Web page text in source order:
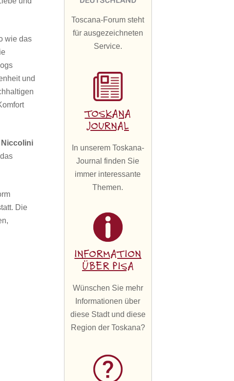
wie das
und
Niccolini
Die
Toscana-Forum steht
für ausgezeichneten
Service.
TOSKANA
JOURNAL
In unserem Toskana-
Journal finden Sie
immer interessante
Themen.
INFORMATION
ÜBER PISA
Wünschen Sie mehr
Informationen über
diese Stadt und diese
Region der Toskana?